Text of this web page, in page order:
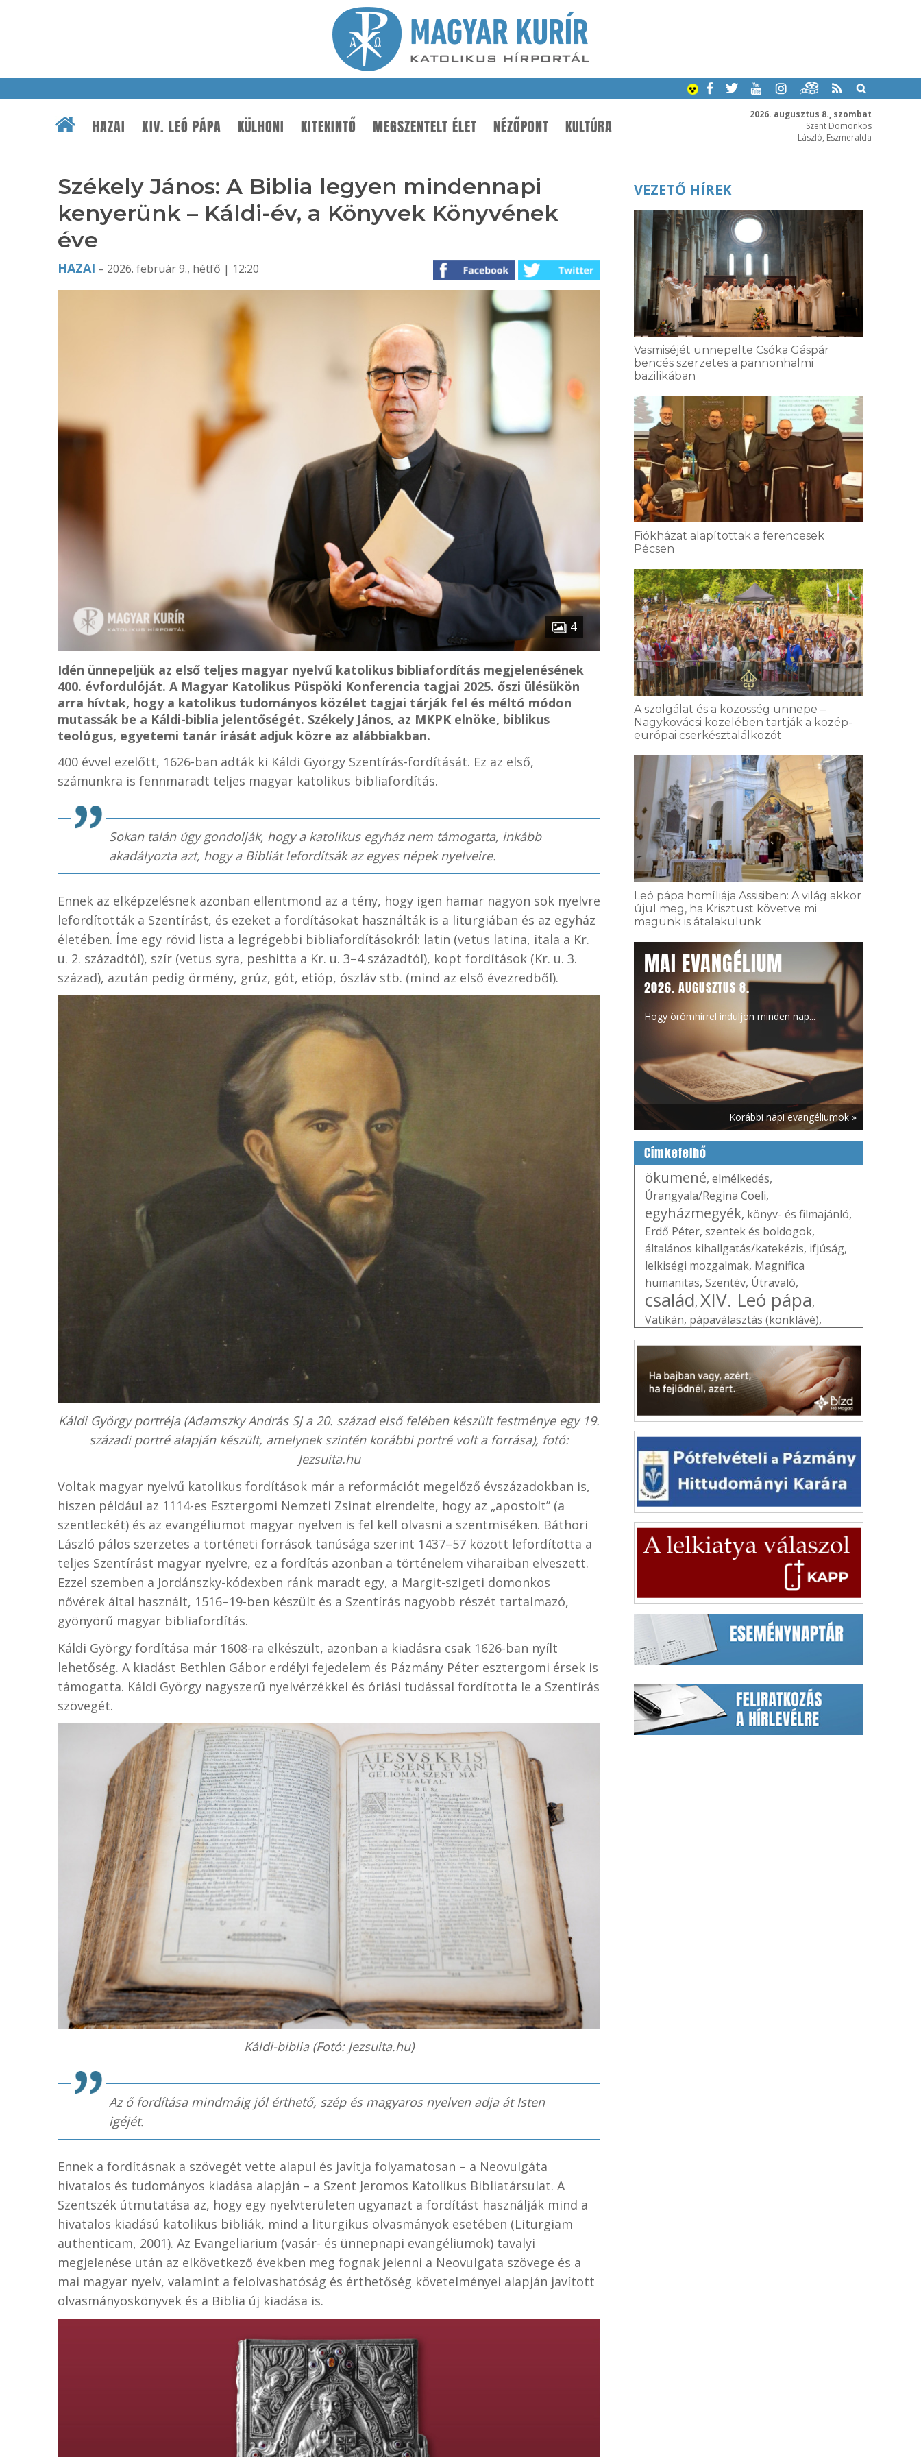
2026. augusztus 8., szombat
Szent Domonkos
László, Eszmeralda
HAZAI XIV. LEÓ PÁPA KÜLHONI KITEKINTŐ MEGSZENTELT ÉLET NÉZŐPONT KULTÚRA
Székely János: A Biblia legyen mindennapi
kenyerünk – Káldi-év, a Könyvek Könyvének
éve
HAZAI – 2026. február 9., hétfő | 12:20
4
Idén ünnepeljük az első teljes magyar nyelvű katolikus bibliafordítás megjelenésének
400. évfordulóját. A Magyar Katolikus Püspöki Konferencia tagjai 2025. őszi ülésükön
arra hívtak, hogy a katolikus tudományos közélet tagjai tárják fel és méltó módon
mutassák be a Káldi-biblia jelentőségét. Székely János, az MKPK elnöke, biblikus
teológus, egyetemi tanár írását adjuk közre az alábbiakban.
400 évvel ezelőtt, 1626-ban adták ki Káldi György Szentírás-fordítását. Ez az első,
számunkra is fennmaradt teljes magyar katolikus bibliafordítás.
Sokan talán úgy gondolják, hogy a katolikus egyház nem támogatta, inkább
akadályozta azt, hogy a Bibliát lefordítsák az egyes népek nyelveire.
Ennek az elképzelésnek azonban ellentmond az a tény, hogy igen hamar nagyon sok nyelvre
lefordították a Szentírást, és ezeket a fordításokat használták is a liturgiában és az egyház
életében. Íme egy rövid lista a legrégebbi bibliafordításokról: latin (vetus latina, itala a Kr.
u. 2. századtól), szír (vetus syra, peshitta a Kr. u. 3–4 századtól), kopt fordítások (Kr. u. 3.
század), azután pedig örmény, grúz, gót, etióp, ószláv stb. (mind az első évezredből).
Káldi György portréja (Adamszky András SJ a 20. század első felében készült festménye egy 19.
századi portré alapján készült, amelynek szintén korábbi portré volt a forrása), fotó:
Jezsuita.hu
Voltak magyar nyelvű katolikus fordítások már a reformációt megelőző évszázadokban is,
hiszen például az 1114-es Esztergomi Nemzeti Zsinat elrendelte, hogy az „apostolt” (a
szentleckét) és az evangéliumot magyar nyelven is fel kell olvasni a szentmiséken. Báthori
László pálos szerzetes a történeti források tanúsága szerint 1437–57 között lefordította a
teljes Szentírást magyar nyelvre, ez a fordítás azonban a történelem viharaiban elveszett.
Ezzel szemben a Jordánszky-kódexben ránk maradt egy, a Margit-szigeti domonkos
nővérek által használt, 1516–19-ben készült és a Szentírás nagyobb részét tartalmazó,
gyönyörű magyar bibliafordítás.
Káldi György fordítása már 1608-ra elkészült, azonban a kiadásra csak 1626-ban nyílt
lehetőség. A kiadást Bethlen Gábor erdélyi fejedelem és Pázmány Péter esztergomi érsek is
támogatta. Káldi György nagyszerű nyelvérzékkel és óriási tudással fordította le a Szentírás
szövegét.
Káldi-biblia (Fotó: Jezsuita.hu)
Az ő fordítása mindmáig jól érthető, szép és magyaros nyelven adja át Isten
igéjét.
Ennek a fordításnak a szövegét vette alapul és javítja folyamatosan – a Neovulgáta
hivatalos és tudományos kiadása alapján – a Szent Jeromos Katolikus Bibliatársulat. A
Szentszék útmutatása az, hogy egy nyelvterületen ugyanazt a fordítást használják mind a
hivatalos kiadású katolikus bibliák, mind a liturgikus olvasmányok esetében (Liturgiam
authenticam, 2001). Az Evangeliarium (vasár- és ünnepnapi evangéliumok) tavalyi
megjelenése után az elkövetkező években meg fognak jelenni a Neovulgata szövege és a
mai magyar nyelv, valamint a felolvashatóság és érthetőség követelményei alapján javított
olvasmányoskönyvek és a Biblia új kiadása is.
VEZETŐ HÍREK
Vasmiséjét ünnepelte Csóka Gáspár
bencés szerzetes a pannonhalmi
bazilikában
Fiókházat alapítottak a ferencesek
Pécsen
A szolgálat és a közösség ünnepe –
Nagykovácsi közelében tartják a közép-
európai cserkésztalálkozót
Leó pápa homíliája Assisiben: A világ akkor
újul meg, ha Krisztust követve mi
magunk is átalakulunk
MAI EVANGÉLIUM
2026. AUGUSZTUS 8.
Hogy örömhírrel induljon minden nap...
Korábbi napi evangéliumok »
Címkefelhő
ökumené, elmélkedés,
Úrangyala/Regina Coeli,
egyházmegyék, könyv- és filmajánló,
Erdő Péter, szentek és boldogok,
általános kihallgatás/katekézis, ifjúság,
lelkiségi mozgalmak, Magnifica
humanitas, Szentév, Útravaló,
család, XIV. Leó pápa,
Vatikán, pápaválasztás (konklávé),
liturgikus jegyzet